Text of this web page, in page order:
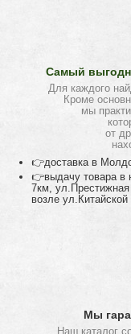
Самый
Для каждого
Кроме
мы
от
👉доставка в
👉выдачу товара в
7км,
возле ул.Китайской
Мы
Наш каталог